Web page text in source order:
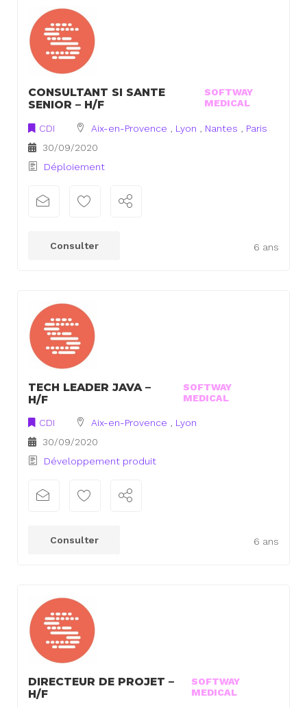
CONSULTANT SI SANTE
SENIOR – H/F
SOFTWAY
MEDICAL
CDI Aix-en-Provence Lyon Nantes
Paris
30/09/2020
Déploiement
6 ans
Consulter
TECH LEADER JAVA –
H/F
SOFTWAY
MEDICAL
CDI Aix-en-Provence
Lyon
30/09/2020
Développement produit
6 ans
Consulter
DIRECTEUR DE PROJET –
H/F
SOFTWAY
MEDICAL